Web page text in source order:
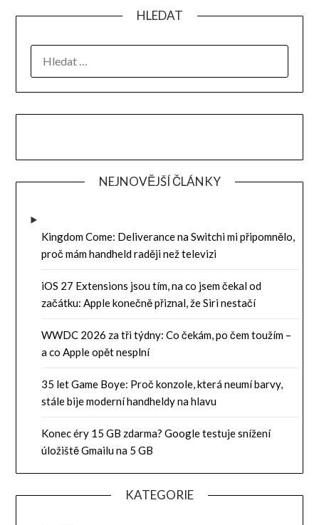
HLEDAT
NEJNOVĚJŠÍ ČLÁNKY
Kingdom Come: Deliverance na Switchi mi připomnělo,
proč mám handheld raději než televizi
iOS 27 Extensions jsou tím, na co jsem čekal od
začátku: Apple konečně přiznal, že Siri nestačí
WWDC 2026 za tři týdny: Co čekám, po čem toužím –
a co Apple opět nesplní
35 let Game Boye: Proč konzole, která neumí barvy,
stále bije moderní handheldy na hlavu
Konec éry 15 GB zdarma? Google testuje snížení
úložiště Gmailu na 5 GB
KATEGORIE